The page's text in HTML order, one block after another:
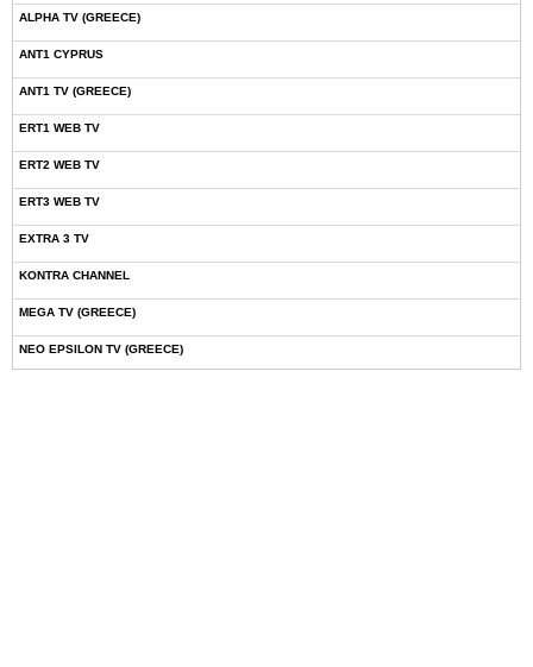
ALPHA TV (GREECE)
ANT1 CYPRUS
ANT1 TV (GREECE)
ERT1 WEB TV
ERT2 WEB TV
ERT3 WEB TV
EXTRA 3 TV
KONTRA CHANNEL
MEGA TV (GREECE)
NEO EPSILON TV (GREECE)